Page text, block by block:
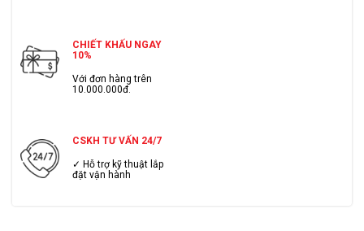
CHIẾT KHẤU NGAY
10%
Với đơn hàng trên
10.000.000đ.
CSKH TƯ VẤN 24/7
✓ Hỗ trợ kỹ thuật lắp
đặt vận hành